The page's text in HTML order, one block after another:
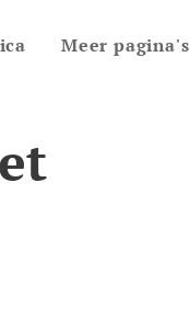
Meer pagina's